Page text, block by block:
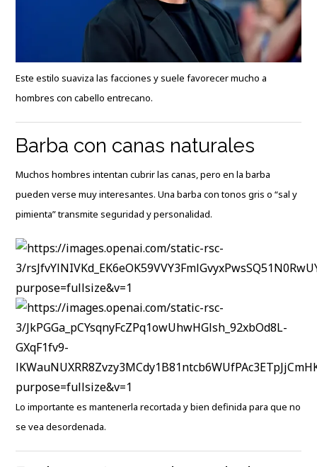
Este estilo suaviza las facciones y suele favorecer mucho a
hombres con cabello entrecano.
Barba con canas naturales
Muchos hombres intentan cubrir las canas, pero en la barba
pueden verse muy interesantes. Una barba con tonos gris o “sal y
pimienta” transmite seguridad y personalidad.
Lo importante es mantenerla recortada y bien definida para que no
se vea desordenada.